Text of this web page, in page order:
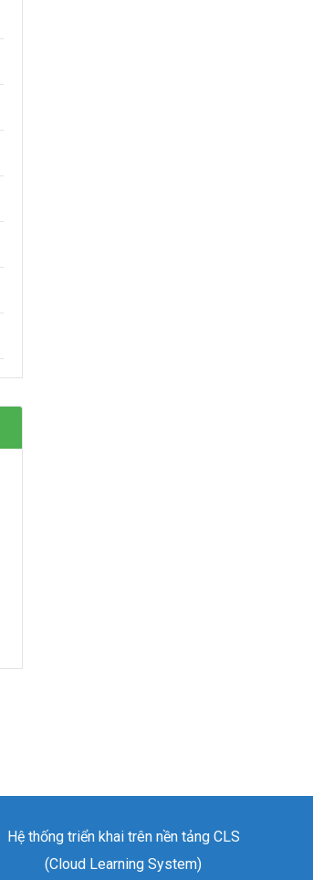
Hệ thống triển khai trên nền tảng CLS
(Cloud Learning System)